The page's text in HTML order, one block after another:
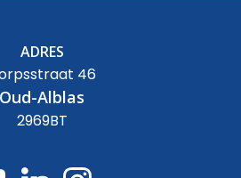
ADRES
46
Oud-Alblas
2969BT